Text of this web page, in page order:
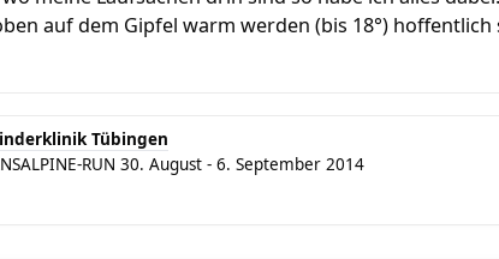
auf dem Gipfel warm werden (bis 18°)
Tübingen
RUN 30. August - 6. September 2014